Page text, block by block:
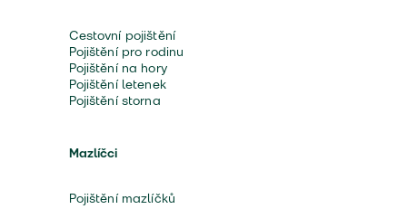
Cestovní pojištění
Pojištění pro rodinu
Pojištění na hory
Pojištění letenek
Pojištění storna
Mazlíčci
Pojištění mazlíčků